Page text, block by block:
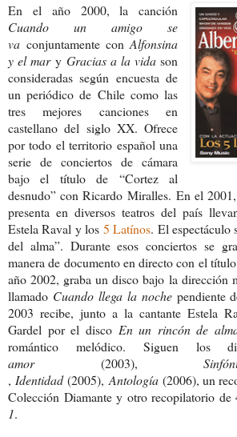
En el año 2000, la canción
Cuando un amigo se
vaconjuntamente conAlfonsina
y el mary Gracias a la vida son
consideradas según encuesta de
un periódico de Chile como las
tres mejores canciones en
castellano del siglo XX. Ofrece
por todo el territorio español una
serie de conciertos de cámara
bajo el título de “Cortez al
desnudo” con Ricardo Miralles. En el
presenta en diversos teatros del país
Estela Raval y los 5 Latínos. El espectáculo
del alma”. Durante esos conciertos se
manera de documento en directo con el
año 2002, graba un disco bajo la dirección
llamado Cuando llega la nochependiente
2003 recibe, junto a la cantante Estela
Gardel por el disco En un rincón de
románticomelódico.Siguen los
amor (2003),
, Identidad(2005), Antología (2006), un
Colección Diamante y otro recopilatorio
1.